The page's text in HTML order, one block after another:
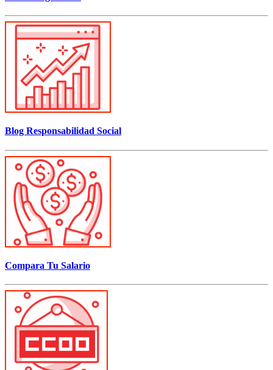
Blog Responsabilidad Social
Compara Tu Salario